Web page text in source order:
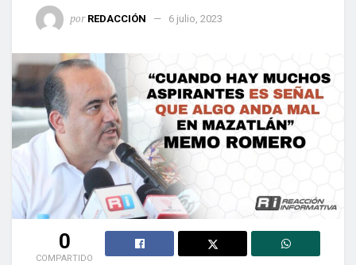
por REDACCIÓN 6 julio, 2023
0
COMPARTIDO